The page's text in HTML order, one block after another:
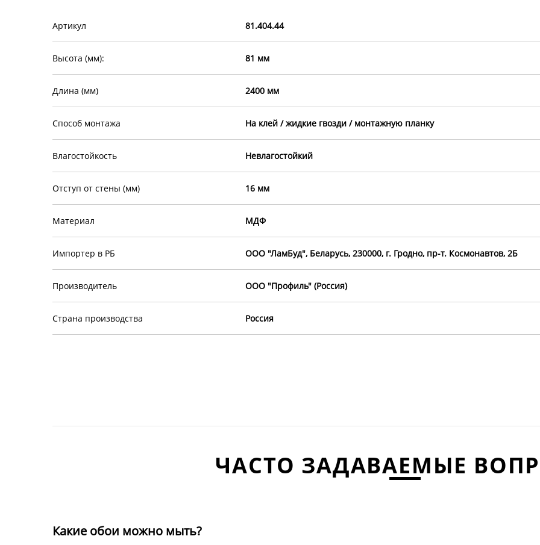
Артикул 81.404.44
Высота (мм): 81 мм
Длина (мм) 2400 мм
Способ монтажа На клей / жидкие гвозди / монтажную планку
Влагостойкость Невлагостойкий
Отступ от стены (мм) 16 мм
Материал МДФ
Импортер в РБ ООО "ЛамБуд", Беларусь, 230000, г. Гродно, пр-т. Космонавтов, 2Б
Производитель ООО "Профиль" (Россия)
Страна производства Россия
ЧАСТО ЗАДАВАЕМЫЕ
Какие обои можно мыть?